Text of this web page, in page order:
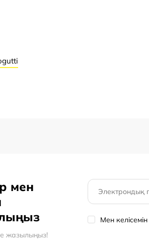
эмульгатор
сахара.
мен
жазылыңыз!
Мен келісемін